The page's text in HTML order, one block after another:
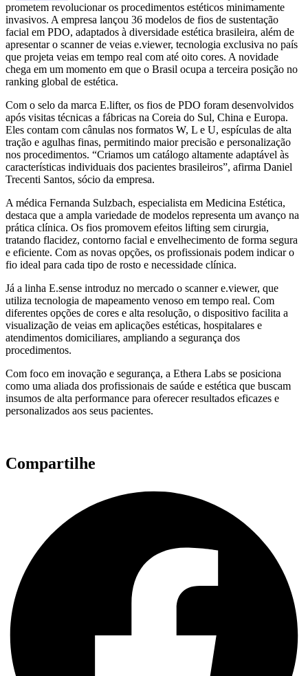
prometem revolucionar os procedimentos estéticos minimamente
invasivos. A empresa lançou 36 modelos de fios de sustentação
facial em PDO, adaptados à diversidade estética brasileira, além de
apresentar o scanner de veias e.viewer, tecnologia exclusiva no país
que projeta veias em tempo real com até oito cores. A novidade
chega em um momento em que o Brasil ocupa a terceira posição no
ranking global de estética.
Com o selo da marca E.lifter, os fios de PDO foram desenvolvidos
após visitas técnicas a fábricas na Coreia do Sul, China e Europa.
Eles contam com cânulas nos formatos W, L e U, espículas de alta
tração e agulhas finas, permitindo maior precisão e personalização
nos procedimentos. “Criamos um catálogo altamente adaptável às
características individuais dos pacientes brasileiros”, afirma Daniel
Trecenti Santos, sócio da empresa.
A médica Fernanda Sulzbach, especialista em Medicina Estética,
destaca que a ampla variedade de modelos representa um avanço na
prática clínica. Os fios promovem efeitos lifting sem cirurgia,
tratando flacidez, contorno facial e envelhecimento de forma segura
e eficiente. Com as novas opções, os profissionais podem indicar o
fio ideal para cada tipo de rosto e necessidade clínica.
Já a linha E.sense introduz no mercado o scanner e.viewer, que
utiliza tecnologia de mapeamento venoso em tempo real. Com
diferentes opções de cores e alta resolução, o dispositivo facilita a
visualização de veias em aplicações estéticas, hospitalares e
atendimentos domiciliares, ampliando a segurança dos
procedimentos.
Com foco em inovação e segurança, a Ethera Labs se posiciona
como uma aliada dos profissionais de saúde e estética que buscam
insumos de alta performance para oferecer resultados eficazes e
personalizados aos seus pacientes.
Compartilhe